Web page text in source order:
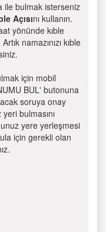
ile bulmak isterseniz
Açısını kullanın.
yönünde kıble
namazınızı kıble
için mobil
BUL' butonuna
soruya onay
bulmasını
yere yerleşmesi
için gerekli olan